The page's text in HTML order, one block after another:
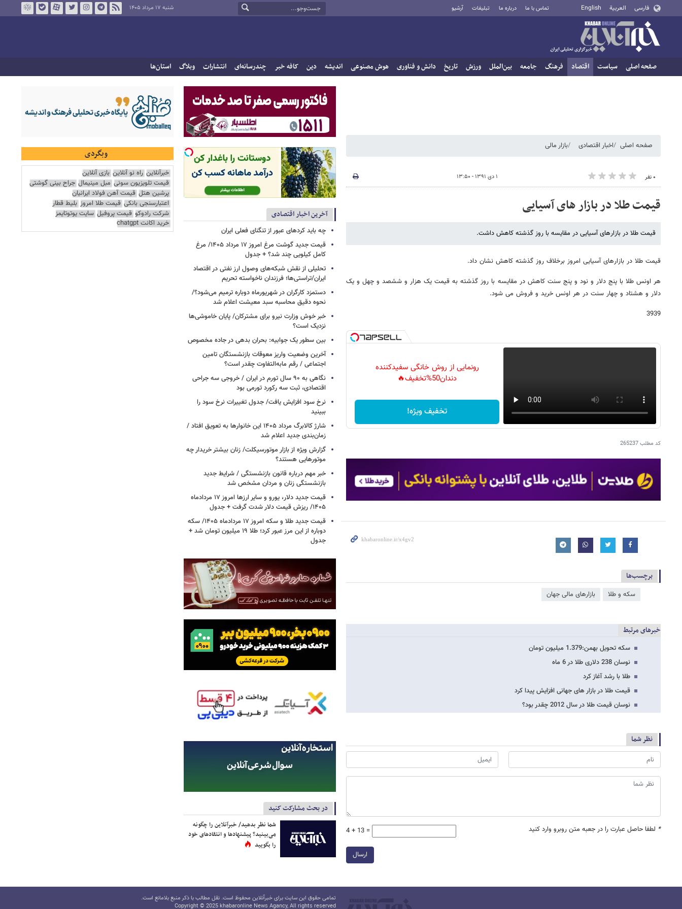
فارسی العربية English تماس با ما درباره ما تبلیغات آرشیو شنبه ۱۷ مرداد ۱۴۰۵
صفحه اصلی سیاست اقتصاد فرهنگ جامعه بین‌الملل ورزش تاریخ دانش و فناوری هوش مصنوعی اندیشه دین کافه خبر چندرسانه‌ای انتشارات وبلاگ استان‌ها
صفحه اصلی اخبار اقتصادی بازار مالی
۰ نفر ۱ دی ۱۳۹۱ - ۱۳:۵۰
قیمت طلا در بازار های آسیایی
قیمت طلا در بازارهای آسیایی در مقایسه با روز گذشته کاهش داشت.
قیمت طلا در بازارهای آسیایی امروز برخلاف روز گذشته کاهش نشان داد.
هر اونس طلا با پنج دلار و نود و پنج سنت کاهش در مقایسه با روز گذشته به قیمت یک هزار و ششصد و چهل و یک
دلار و هشتاد و چهار سنت در هر اونس خرید و فروش می شود.
3939
رونمایی از روش خانگی سفیدکننده
دندان50%تخفیف🔥
تخفیف ویژه!
کد مطلب265237
برچسب‌ها
سکه و طلا بازارهای مالی جهان
خبرهای مرتبط
سکه تحویل بهمن:1.379 میلیون تومان
نوسان 238 دلاری طلا در 6 ماه
طلا با رشد آغاز کرد
قیمت طلا در بازار های جهانی افزایش پیدا کرد
نوسان قیمت طلا در سال 2012 چقدر بود؟
نظر شما
* لطفا حاصل عبارت را در جعبه متن روبرو وارد کنید 4 + 13 =
ارسال
آخرین اخبار اقتصادی
چه باید کردهای عبور از تنگنای فعلی ایران
قیمت جدید گوشت مرغ امروز ۱۷ مرداد ۱۴۰۵/ مرغ
کامل کیلویی چند شد؟ + جدول
تحلیلی از نقش شبکه‌های وصول ارز نفتی در اقتصاد
ایران/تراستی‌ها؛ فرزندان ناخواسته تحریم
دستمزد کارگران در شهریورماه دوباره ترمیم می‌شود؟/
نحوه دقیق محاسبه سبد معیشت اعلام شد
خبر خوش وزارت نیرو برای مشترکان/ پایان خاموشی‌ها
نزدیک است؟
بین سطور یک جوابیه: بحران بدهی در جاده مخصوص
آخرین وضعیت واریز معوقات بازنشستگان تامین
اجتماعی / رقم مابه‌التفاوت چقدر است؟
نگاهی به ۹۰ سال تورم در ایران / خروجی سه جراحی
اقتصادی، ثبت سه رکورد تورمی بود
نرخ سود افزایش یافت/ جدول تغییرات نرخ سود را
ببینید
شارژ کالابرگ مرداد ۱۴۰۵ این خانوارها به تعویق افتاد /
زمان‌بندی جدید اعلام شد
گزارش ویژه از بازار موتورسیکلت/ زنان بیشتر خریدار چه
موتورهایی هستند؟
خبر مهم درباره قانون بازنشستگی / شرایط جدید
بازنشستگی زنان و مردان مشخص شد
قیمت جدید دلار، یورو و سایر ارزها امروز ۱۷ مردادماه
۱۴۰۵/ ریزش قیمت دلار شدت گرفت + جدول
قیمت جدید طلا و سکه امروز ۱۷ مردادماه ۱۴۰۵/ سکه
دوباره از این مرز عبور کرد؛ طلا ۱۹ میلیون تومان شد +
جدول
در بحث مشارکت کنید
شما نظر بدهید/ خبرآنلاین را چگونه
می‌بینید؟ پیشنهادها و انتقادهای خود
را بگویید
وبگردی
خبرآنلاین راه نو آنلاین بازی آنلاین
قیمت تلویزیون سونی مبل مینیمال جراح بینی گوشتی
پرشین هتل قیمت آهن فولاد ایرانیان
اعتبارسنجی بانکی قیمت طلا امروز بلیط قطار
شرکت رادوکو قیمت پروفیل سایت یوتوتایمز
خرید اکانت chatgpt
تمامی حقوق این سایت برای خبرآنلاین محفوظ است. نقل مطالب با ذکر منبع بلامانع است.
Copyright © 2025 khabaronline News Agancy, All rights reserved